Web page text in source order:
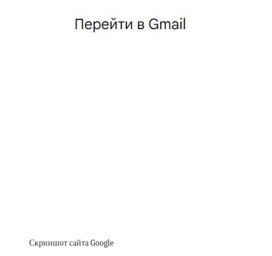
Скриншот сайта Google